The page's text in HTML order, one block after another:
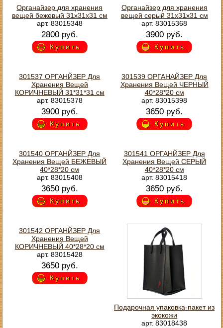
Органайзер для хранения
вещей бежевый 31х31х31 см
арт. 83015348
2800 руб.
Купить
Органайзер для хранения
вещей серый 31х31х31 см
арт. 83015368
3900 руб.
Купить
301537 ОРГАНЙЗЕР Для
Хранения Вещей
КОРИЧНЕВЫЙ 31*31*31 см
арт. 83015378
3900 руб.
Купить
301539 ОРГАНАЙЗЕР Для
Хранения Вещей ЧЕРНЫЙ
40*28*20 см
арт. 83015398
3650 руб.
Купить
301540 ОРГАНЙЗЕР Для
Хранения Вещей БЕЖЕВЫЙ
40*28*20 см
арт. 83015408
3650 руб.
Купить
301541 ОРГАНЙЗЕР Для
Хранения Вещей СЕРЫЙ
40*28*20 см
арт. 83015418
3650 руб.
Купить
301542 ОРГАНЙЗЕР Для
Хранения Вещей
КОРИЧНЕВЫЙ 40*28*20 см
арт. 83015428
3650 руб.
Купить
Подарочная упаковка-пакет из
экокожи
арт. 83018438